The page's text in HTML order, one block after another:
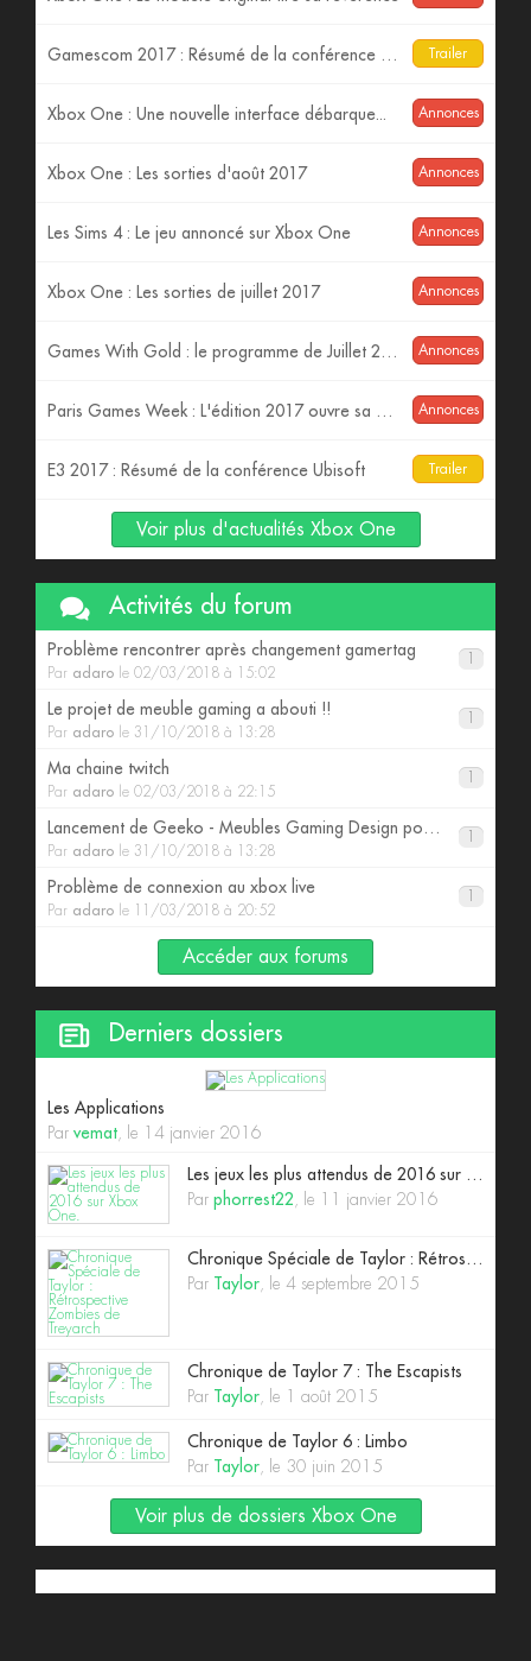
Trailer
Annonces
Xbox One : Une nouvelle interface débarque...
Annonces
Xbox One : Les sorties d'août 2017
Annonces
Les Sims 4 : Le jeu annoncé sur Xbox One
Annonces
Xbox One : Les sorties de juillet 2017
Annonces
Annonces
Trailer
E3 2017 : Résumé de la conférence Ubisoft
Voir plus d'actualités Xbox One
Activités du forum
Problème rencontrer après changement gamertag
Par adaro le 02/03/2018 à 15:02
Le projet de meuble gaming a abouti !!
Par adaro le 31/10/2018 à 13:28
Ma chaine twitch
Par adaro le 02/03/2018 à 22:15
Par adaro le 31/10/2018 à 13:28
Problème de connexion au xbox live
Par adaro le 11/03/2018 à 20:52
Accéder aux forums
Derniers dossiers
Les Applications
Par vemat , le 14 janvier 2016
Les jeux les plus attendus de 2016 sur Xbox One.
Par phorrest22 , le 11 janvier 2016
Chronique Spéciale de Taylor : Rétrospective Zombies de Treyarch
Par Taylor, le 4 septembre 2015
Chronique de Taylor 7 : The Escapists
Par Taylor, le 1 août 2015
Chronique de Taylor 6 : Limbo
Par Taylor, le 30 juin 2015
Voir plus de dossiers Xbox One